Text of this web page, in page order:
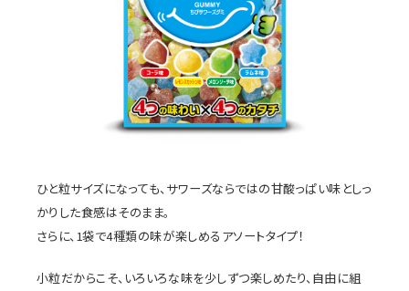
ひと粒サイズになっても、サワーズならではの甘酸っぱい味としっ
かりした食感はそのまま。
さらに、1袋で4種類の味が楽しめるアソートタイプ！
小粒だからこそ、いろいろな味を少しずつ楽しめたり、自由に組